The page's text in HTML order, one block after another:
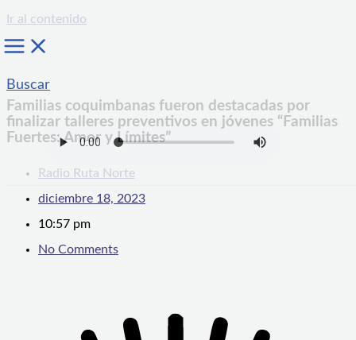
Ir al contenido
Buscar
Familias coquimbanas fueron destacadas por
finalizar talleres preventivos en jóvenes “Familias
Fuertes: Amor y Límites”
Radio Ruta Norte
diciembre 18, 2023
10:57 pm
No Comments